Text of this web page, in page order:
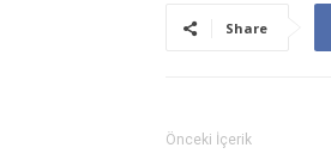
Share
Önceki İçerik